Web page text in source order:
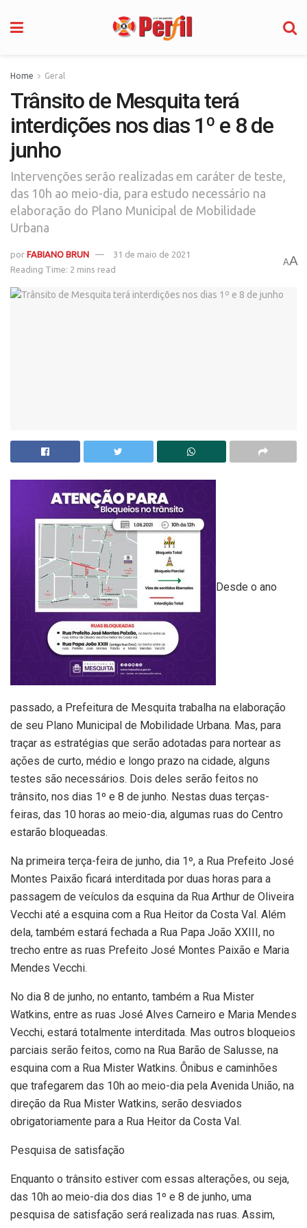
Home Geral
Trânsito de Mesquita terá
interdições nos dias 1º e 8 de
junho
Intervenções serão realizadas em caráter de teste,
das 10h ao meio-dia, para estudo necessário na
elaboração do Plano Municipal de Mobilidade
Urbana
por FABIANO BRUN
31 de maio de 2021
Reading Time: 2 mins read
AA
Desde o ano
passado, a Prefeitura de Mesquita trabalha na elaboração
de seu Plano Municipal de Mobilidade Urbana. Mas, para
traçar as estratégias que serão adotadas para nortear as
ações de curto, médio e longo prazo na cidade, alguns
testes são necessários. Dois deles serão feitos no
trânsito, nos dias 1º e 8 de junho. Nestas duas terças-
feiras, das 10 horas ao meio-dia, algumas ruas do Centro
estarão bloqueadas.
Na primeira terça-feira de junho, dia 1º, a Rua Prefeito José
Montes Paixão ficará interditada por duas horas para a
passagem de veículos da esquina da Rua Arthur de Oliveira
Vecchi até a esquina com a Rua Heitor da Costa Val. Além
dela, também estará fechada a Rua Papa João XXIII, no
trecho entre as ruas Prefeito José Montes Paixão e Maria
Mendes Vecchi.
No dia 8 de junho, no entanto, também a Rua Mister
Watkins, entre as ruas José Alves Carneiro e Maria Mendes
Vecchi, estará totalmente interditada. Mas outros bloqueios
parciais serão feitos, como na Rua Barão de Salusse, na
esquina com a Rua Mister Watkins. Ônibus e caminhões
que trafegarem das 10h ao meio-dia pela Avenida União, na
direção da Rua Mister Watkins, serão desviados
obrigatoriamente para a Rua Heitor da Costa Val.
Pesquisa de satisfação
Enquanto o trânsito estiver com essas alterações, ou seja,
das 10h ao meio-dia dos dias 1º e 8 de junho, uma
pesquisa de satisfação será realizada nas ruas. Assim,